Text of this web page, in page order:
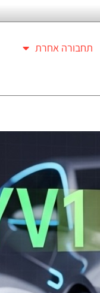
תחבורה אחרת